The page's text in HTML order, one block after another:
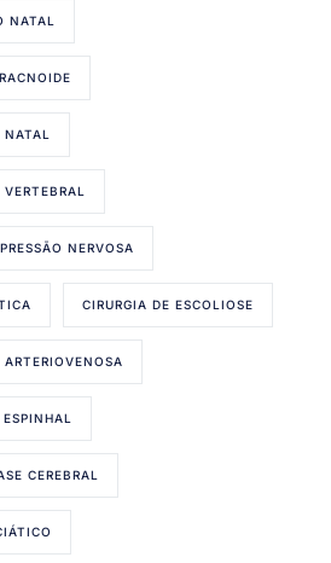
NATAL
NATAL
NERVOSA
CIRURGIA DE ESCOLIOSE
CEREBRAL